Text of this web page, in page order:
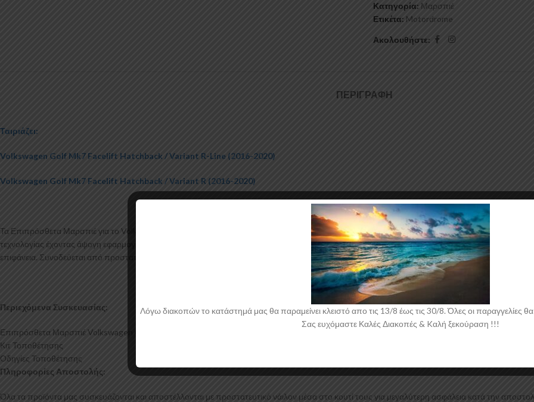
Κατηγορία: Μαρσπιέ
Ετικέτα: Motordrome
Ακολουθήστε:
ΠΕΡΙΓΡΑΦΉ
Ταιριάζει:
Volkswagen Golf Mk7 Facelift Hatchback / Variant R-Line (2016-2020)
Volkswagen Golf Mk7 Facelift Hatchback / Variant R (2016-2020)
Τα Επιπρόσθετα Μαρσπιέ για το Volkswagen Golf Mk7 Facelift R / R-Line κατασκευάζονται από ABS Πλαστικό υψηλής ποιότητας και αισθητικής
τεχνολογίας έχοντας άψογη εφαρμογή και εύκολη τοποθέτηση. Το υλικό πλαστικού που χρησιμοποιείται για την δημιουργία προϊόντων έρχεται
επιφάνεια. Συνοδεύεται από προστατευτική μεμβράνη όπου αφαιρείται πριν την τοποθέτηση.
Περιεχόμενα Συσκευασίας:
Επιπρόσθετα Μαρσπιέ Volkswagen Golf Mk7 Facelift R / R-Line
Κιτ Τοποθέτησης
Οδηγίες Τοποθέτησης
Πληροφορίες Αποστολής:
Όλα τα προϊόντα μας συσκευάζονται και αποστέλλονται με προστατευτικό νάιλον μέσα στο κουτί τους για μεγαλύτερη ασφάλεια κατά την
Λόγω διακοπών το κατάστημά μας θα παραμείνει κλειστό απο τις 13/8 έως τις 30/8. Όλες οι παραγγελίες
Σας ευχόμαστε Καλές Διακοπές & Kαλή ξεκούραση !!!